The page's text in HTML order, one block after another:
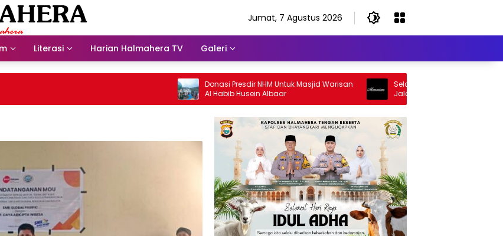
Jumat, 7 Agustus 2026
Literasi Harian Halmahera TV Galeri
Donasi Presdir NHM Untuk Masjid Warisan
Al Habib Husein Albaar
Selamat Jalan Sang Inspirator,
Jalan Abangku Yuslam Idris